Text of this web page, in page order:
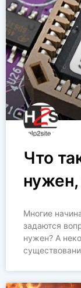
Что
нужен,
Многие
задаются
нужен? А